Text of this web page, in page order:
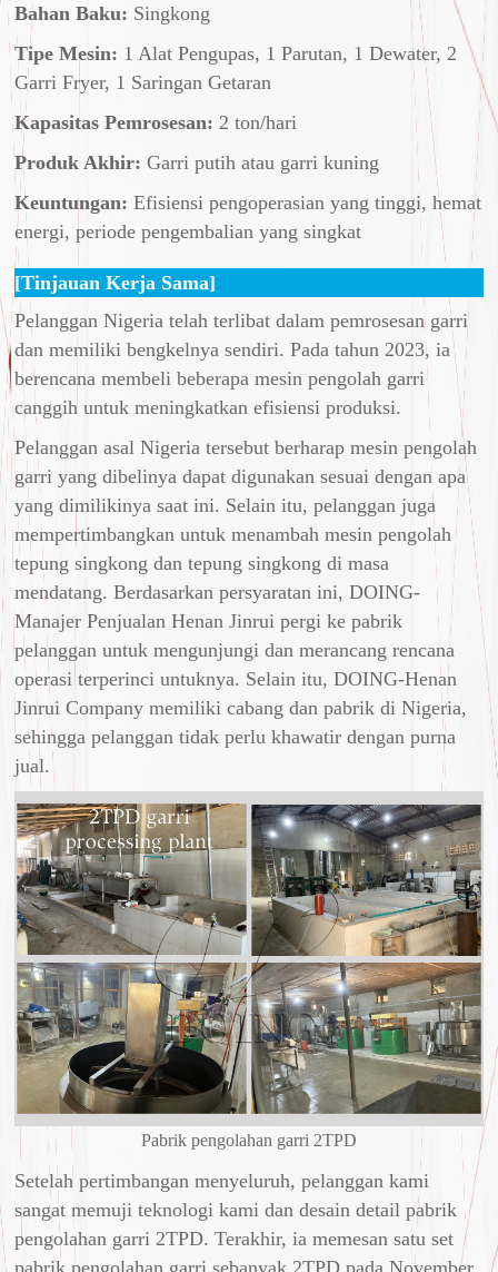
Bahan Baku: Singkong
Tipe Mesin: 1 Alat Pengupas, 1 Parutan, 1 Dewater, 2
Garri Fryer, 1 Saringan Getaran
Kapasitas Pemrosesan: 2 ton/hari
Produk Akhir: Garri putih atau garri kuning
Keuntungan:Efisiensi pengoperasian yang tinggi, hemat
energi, periode pengembalian yang singkat
[Tinjauan Kerja Sama]
Pelanggan Nigeria telah terlibat dalam pemrosesan garri
dan memiliki bengkelnya sendiri. Pada tahun 2023, ia
berencana membeli beberapa mesin pengolah garri
canggih untuk meningkatkan efisiensi produksi.
Pelanggan asal Nigeria tersebut berharap mesin pengolah
garri yang dibelinya dapat digunakan sesuai dengan apa
yang dimilikinya saat ini. Selain itu, pelanggan juga
mempertimbangkan untuk menambah mesin pengolah
tepung singkong dan tepung singkong di masa
mendatang. Berdasarkan persyaratan ini, DOING-
Manajer Penjualan Henan Jinrui pergi ke pabrik
pelanggan untuk mengunjungi dan merancang rencana
operasi terperinci untuknya. Selain itu, DOING-Henan
Jinrui Company memiliki cabang dan pabrik di Nigeria,
sehingga pelanggan tidak perlu khawatir dengan purna
jual.
Pabrik pengolahan garri 2TPD
Setelah pertimbangan menyeluruh, pelanggan kami
sangat memuji teknologi kami dan desain detail pabrik
pengolahan garri 2TPD. Terakhir, ia memesan satu set
pabrik pengolahan garri sebanyak 2TPD pada November